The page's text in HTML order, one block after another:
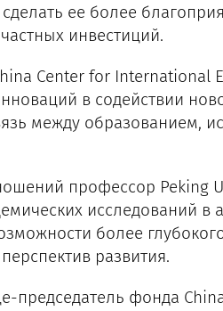
ее более
инвестиций.
Center for International
в содействии
между образованием,
профессор Peking
исследований в
более
развития.
фонда